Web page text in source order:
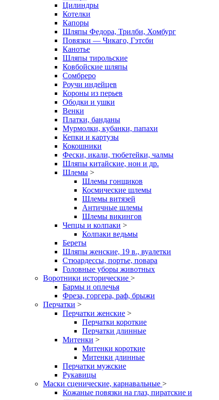
Цилиндры
Котелки
Капоры
Шляпы Федора, Трилби, Хомбург
Повязки — Чикаго, Гэтсби
Канотье
Шляпы тирольские
Ковбойские шляпы
Сомбреро
Роучи индейцев
Короны из перьев
Ободки и ушки
Венки
Платки, банданы
Мурмолки, кубанки, папахи
Кепки и картузы
Кокошники
Фески, икали, тюбетейки, чалмы
Шляпы китайские, нон и др.
Шлемы >
Шлемы гонщиков
Космические шлемы
Шлемы витязей
Античные шлемы
Шлемы викингов
Чепцы и колпаки >
Колпаки ведьмы
Береты
Шляпы женские, 19 в., вуалетки
Стюардессы, портье, повара
Головные уборы животных
Воротники исторические >
Бармы и оплечья
Фреза, горгера, раф, брыжи
Перчатки >
Перчатки женские >
Перчатки короткие
Перчатки длинные
Митенки >
Митенки короткие
Митенки длинные
Перчатки мужские
Рукавицы
Маски сценические, карнавальные >
Кожаные повязки на глаз, пиратские и